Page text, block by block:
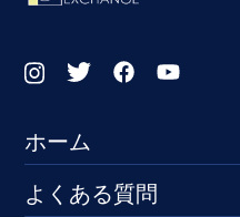
ホーム
よくある質問